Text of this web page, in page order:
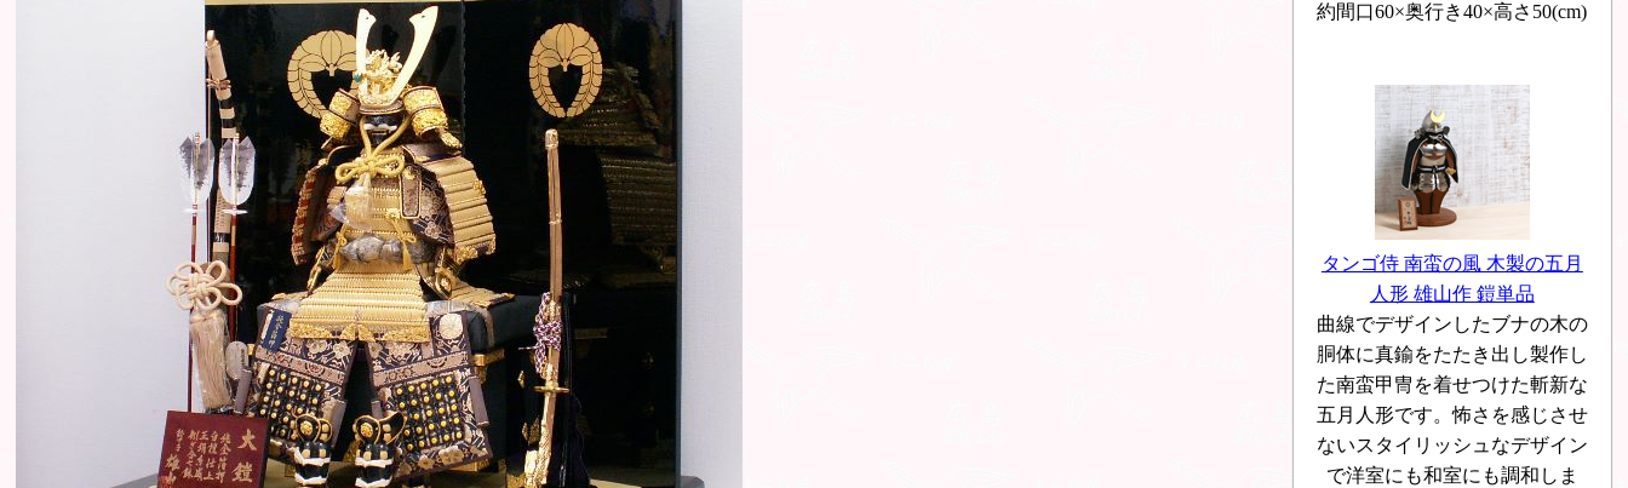
約間口60×奥行き40×高さ50(cm)
タンゴ侍 南蛮の風 木製の五月
人形 雄山作 鎧単品
曲線でデザインしたブナの木の
胴体に真鍮をたたき出し製作し
た南蛮甲冑を着せつけた斬新な
五月人形です。怖さを感じさせ
ないスタイリッシュなデザイン
で洋室にも和室にも調和しま